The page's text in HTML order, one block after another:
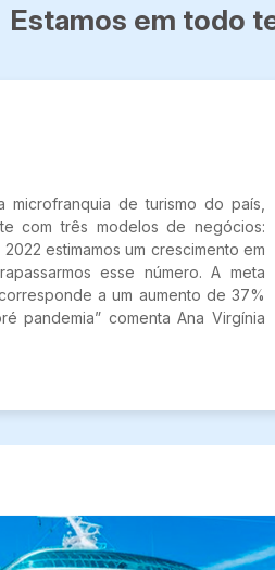
Estamos em todo
de turismo do país,
com três modelos de negócios:
estimamos um crescimento em
esse número. A meta
a um aumento de 37%
pandemia” comenta Ana Virgínia